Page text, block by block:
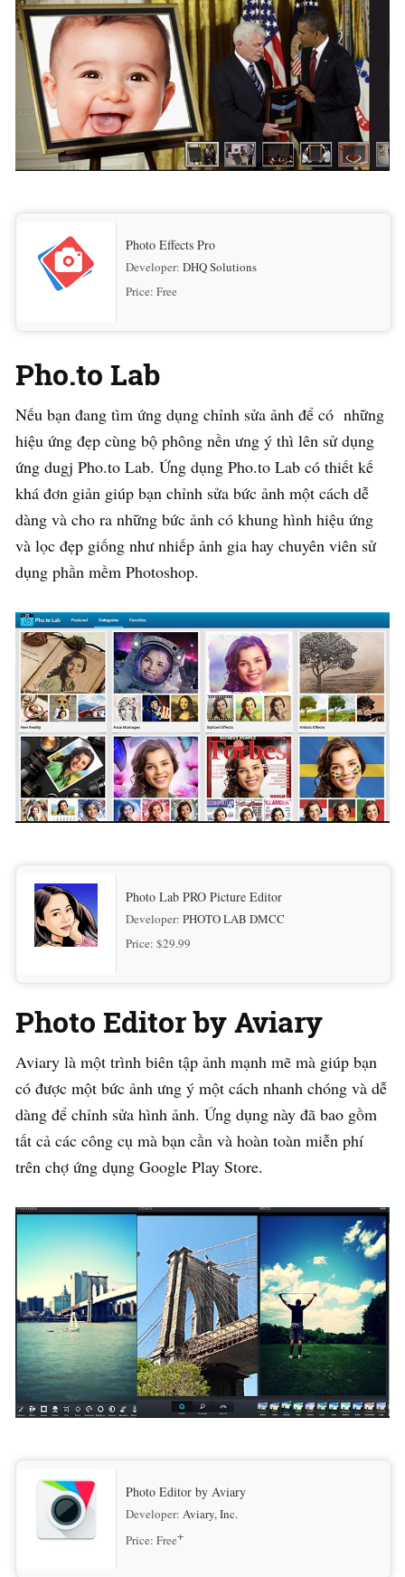
Photo Effects Pro
Developer: DHQ Solutions
Price: Free
Pho.to Lab
Nếu bạn đang tìm ứng dụng chỉnh sửa ảnh để có những
hiệu ứng đẹp cùng bộ phông nền ưng ý thì lên sử dụng
ứng dugj Pho.to Lab. Ứng dụng Pho.to Lab có thiết kế
khá đơn giản giúp bạn chỉnh sửa bức ảnh một cách dễ
dàng và cho ra những bức ảnh có khung hình hiệu ứng
và lọc đẹp giống như nhiếp ảnh gia hay chuyên viên sử
dụng phần mềm Photoshop.
Photo Lab PRO Picture Editor
Developer: PHOTO LAB DMCC
Price: $29.99
Photo Editor by Aviary
Aviary là một trình biên tập ảnh mạnh mẽ mà giúp bạn
có được một bức ảnh ưng ý một cách nhanh chóng và dễ
dàng để chỉnh sửa hình ảnh. Ứng dụng này đã bao gồm
tất cả các công cụ mà bạn cần và hoàn toàn miễn phí
trên chợ ứng dụng Google Play Store.
Photo Editor by Aviary
Developer: Aviary, Inc.
Price: Free+